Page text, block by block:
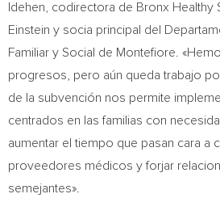
Idehen , codirectora de Bronx Healthy
Einstein y socia principal del
Familiar y Social de Montefiore.
progresos, pero aún queda trabajo
de la subvención nos permite
centrados en las familias con
aumentar el tiempo que pasan cara a
proveedores médicos y forjar
semejantes».